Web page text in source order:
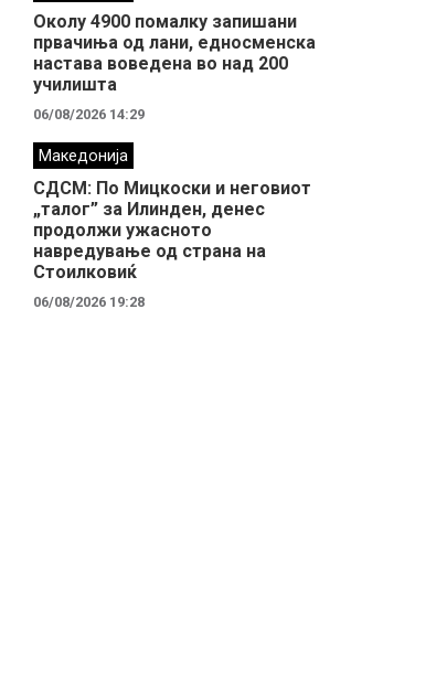
Околу 4900 помалку запишани
првачиња од лани, едносменска
настава воведена во над 200
училишта
06/08/2026 14:29
Македонија
СДСМ: По Мицкоски и неговиот
„талог” за Илинден, денес
продолжи ужасното
навредување од страна на
Стоилковиќ
06/08/2026 19:28